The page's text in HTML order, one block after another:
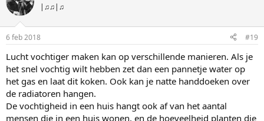
|♫♫|♫
6 feb 2018 #19
Lucht vochtiger maken kan op verschillende manieren. Als je
het snel vochtig wilt hebben zet dan een pannetje water op
het gas en laat dit koken. Ook kan je natte handdoeken over
de radiatoren hangen.
De vochtigheid in een huis hangt ook af van het aantal
mensen die in een huis wonen, en de hoeveelheid planten die